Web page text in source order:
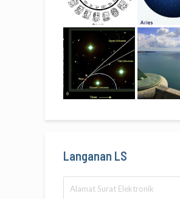
Langanan LS
Surat